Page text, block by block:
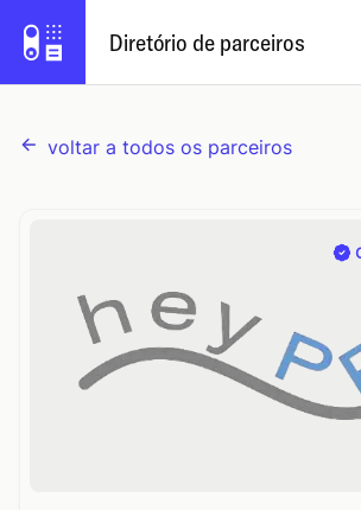
Diretório de parceiros
Experimente o Capsule
voltar a todos os parceiros